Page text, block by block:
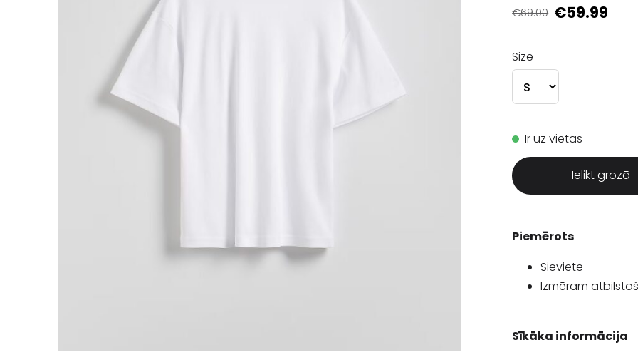
€69.00 €59.99
Size
Ir uz vietas
Ielikt grozā
Piemērots
Sieviete
Izmēram
Sīkāka informācija